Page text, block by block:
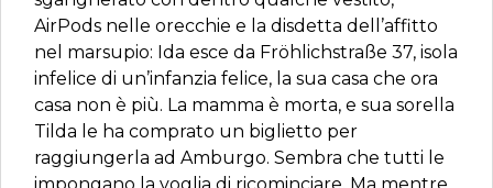
AirPods nelle orecchie e la disdetta dell’affitto
nel marsupio: Ida esce da Fröhlichstraße 37, isola
infelice di un’infanzia felice, la sua casa che ora
casa non è più. La mamma è morta, e sua sorella
Tilda le ha comprato un biglietto per
raggiungerla ad Amburgo. Sembra che tutti le